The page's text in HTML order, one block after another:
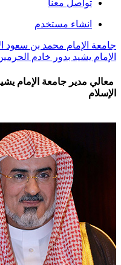
تواصل معنا
انشاء مستخدم
جامعة الإمام محمد بن سعود
الإمام يشيد بدور خادم
معالي مدير جامعة الإمام
الإسلام